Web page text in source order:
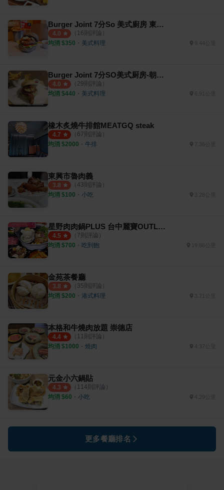
Burger Joint 7分So 美式廚房 東海店
4.0 （ 16則評論）
均消 $350 ・ 美式料理 9.44公里
Burger Joint 7分SO美式厨房-朝富店
4.0 （ 29則評論）
均消 $440 ・ 美式料理 6.91公里
橡木炙燒牛排館MEATGQ steak
4.7 （ 67則評論）
均消 $2000 ・ 牛排 7.36公里
東興市魯肉義
3.8 （ 43則評論）
均消 $100 ・ 小吃 3.28公里
星野肉肉鍋PLUS 台中麗寶OUTLET店
4.5 （ 7則評論）
均消 $700 ・ 吃到飽 19.86公里
金苑茶餐廳
3.8 （ 35則評論）
均消 $200 ・ 港式料理 3.71公里
本格和牛燒肉放題 崇德店
4.4 （ 11則評論）
均消 $1000 ・ 燒肉 4.37公里
元金小六鍋貼
4.3 （ 114則評論）
均消 $60 ・ 小吃 4.29公里
更多餐廳排名